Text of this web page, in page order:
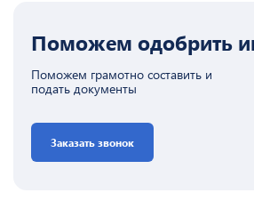
Поможем одобрить
Поможем грамотно составить и
подать документы
Заказать звонок